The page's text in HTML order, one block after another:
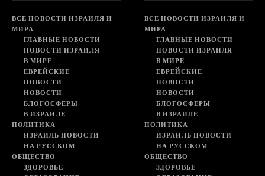
ВСЕ НОВОСТИ ИЗРАИЛЯ И
МИРА
ГЛАВНЫЕ НОВОСТИ
НОВОСТИ ИЗРАИЛЯ
В МИРЕ
ЕВРЕЙСКИЕ
НОВОСТИ
НОВОСТИ
БЛОГОСФЕРЫ
В ИЗРАИЛЕ
ПОЛИТИКА
ИЗРАИЛЬ НОВОСТИ
НА РУССКОМ
ОБЩЕСТВО
ЗДОРОВЬЕ
ВСЕ НОВОСТИ ИЗРАИЛЯ И
МИРА
ГЛАВНЫЕ НОВОСТИ
НОВОСТИ ИЗРАИЛЯ
В МИРЕ
ЕВРЕЙСКИЕ
НОВОСТИ
НОВОСТИ
БЛОГОСФЕРЫ
В ИЗРАИЛЕ
ПОЛИТИКА
ИЗРАИЛЬ НОВОСТИ
НА РУССКОМ
ОБЩЕСТВО
ЗДОРОВЬЕ